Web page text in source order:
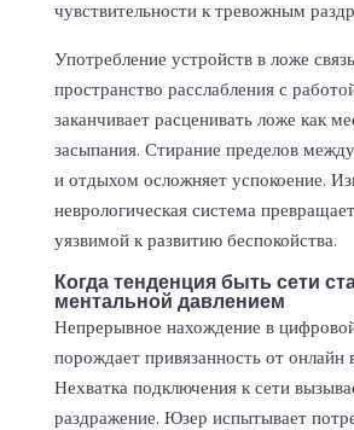
чувствительности к тревожным
Употребление устройств в ложе
пространство расслабления с
заканчивает расценивать ложе как
засыпания. Стирание пределов
и отдыхом осложняет успокоение.
неврологическая система
уязвимой к развитию беспокойства.
Когда тенденция быть сети
ментальной давлением
Непрерывное нахождение в
порождает привязанность от онлайн
Нехватка подключения к сети
раздражение. Юзер испытывает